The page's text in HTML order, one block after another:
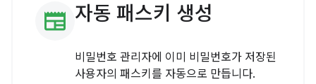
newspaper 자동 패스키 생성
비밀번호 관리자에 이미 비밀번호가 저장된
사용자의 패스키를 자동으로 만듭니다.